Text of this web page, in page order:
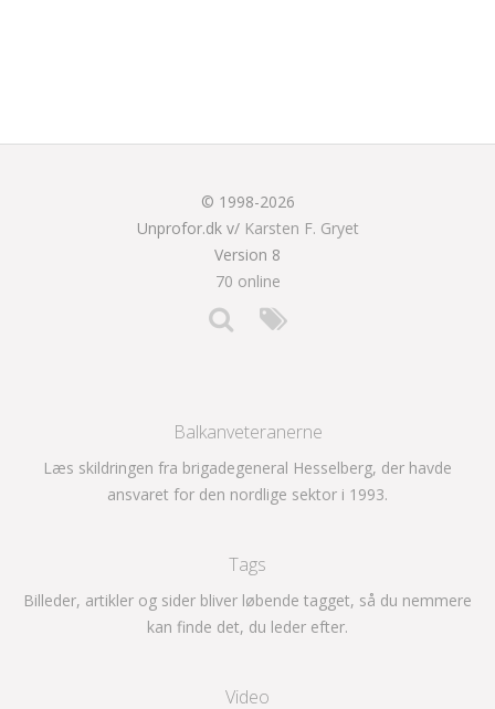
© 1998-2026
Unprofor.dk v/ Karsten F. Gryet
Version 8
70 online
Balkanveteranerne
Læs skildringen fra brigadegeneral Hesselberg, der havde
ansvaret for den nordlige sektor i 1993.
Tags
Billeder, artikler og sider bliver løbende tagget, så du nemmere
kan finde det, du leder efter.
Video